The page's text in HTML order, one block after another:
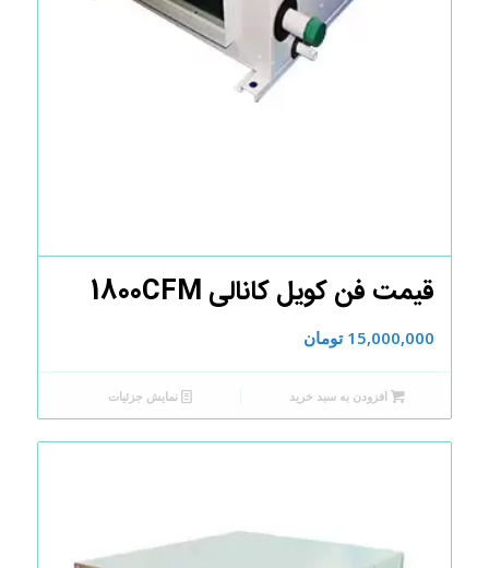
قیمت فن کویل کانالی 1800CFM
15,000,000 تومان
افزودن به سبد خرید نمایش جزئیات